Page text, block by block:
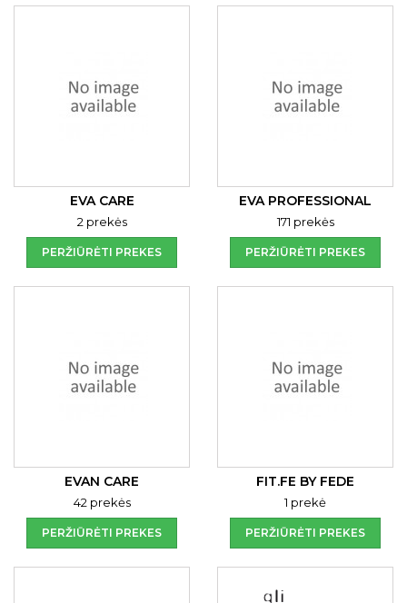
EVA CARE
2 prekės
PERŽIŪRĖTI PREKES
EVA PROFESSIONAL
171 prekės
PERŽIŪRĖTI PREKES
EVAN CARE
42 prekės
PERŽIŪRĖTI PREKES
FIT.FE BY FEDE
1 prekė
PERŽIŪRĖTI PREKES